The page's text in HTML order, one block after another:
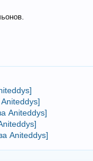
Aniteddys]
Aniteddys]